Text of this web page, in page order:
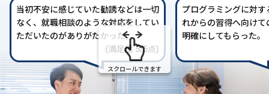
当初不安に感じていた勧誘などは一切
なく、就職相談のような対応をしてい
ただいたのがありがたかった。
(満足度 5/5点)
プログラミングに対
れからの習得へ向け
明確にしてもらった。
スクロールできます